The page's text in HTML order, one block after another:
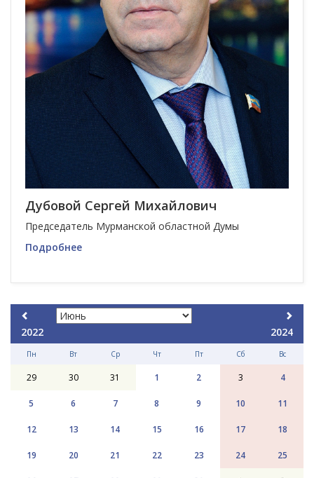
Дубовой Сергей Михайлович
Председатель Мурманской областной Думы
Подробнее
2022 2024
Пн Вт Ср Чт Пт Сб Вс
29 30 31 1 2 3 4
5 6 7 8 9 10 11
12 13 14 15 16 17 18
19 20 21 22 23 24 25